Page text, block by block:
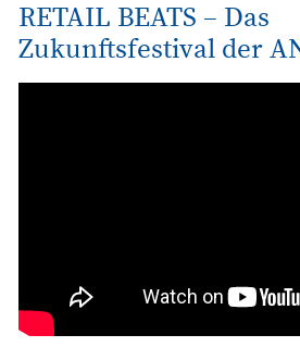
RETAIL BEATS – Das
Zukunftsfestival der